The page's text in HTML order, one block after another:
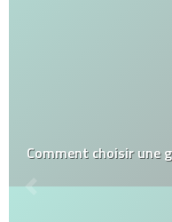
Comment choisir une